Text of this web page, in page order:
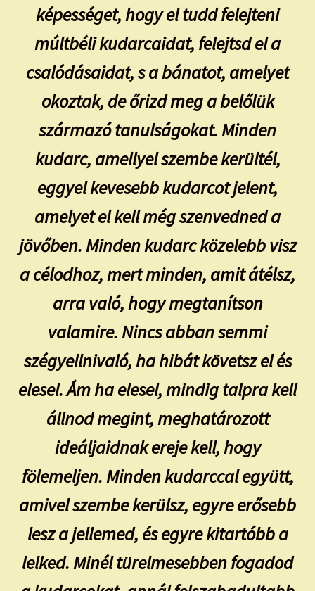
képességet, hogy el tudd felejteni
múltbéli kudarcaidat, felejtsd el a
csalódásaidat, s a bánatot, amelyet
okoztak, de őrizd meg a belőlük
származó tanulságokat. Minden
kudarc, amellyel szembe kerültél,
eggyel kevesebb kudarcot jelent,
amelyet el kell még szenvedned a
jövőben. Minden kudarc közelebb visz
a célodhoz, mert minden, amit átélsz,
arra való, hogy megtanítson
valamire. Nincs abban semmi
szégyellnivaló, ha hibát követsz el és
elesel. Ám ha elesel, mindig talpra kell
állnod megint, meghatározott
ideáljaidnak ereje kell, hogy
fölemeljen. Minden kudarccal együtt,
amivel szembe kerülsz, egyre erősebb
lesz a jellemed, és egyre kitartóbb a
lelked. Minél türelmesebben fogadod